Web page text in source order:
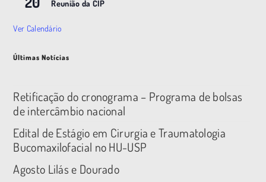
Reunião da CIP
Ver Calendário
Últimas Notícias
Retificação do cronograma – Programa de bolsas
de intercâmbio nacional
Edital de Estágio em Cirurgia e Traumatologia
Bucomaxilofacial no HU-USP
Agosto Lilás e Dourado